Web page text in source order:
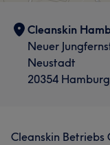
Cleanskin
Neuer
Neustadt
20354 Hamburg
Cleanskin Betriebs